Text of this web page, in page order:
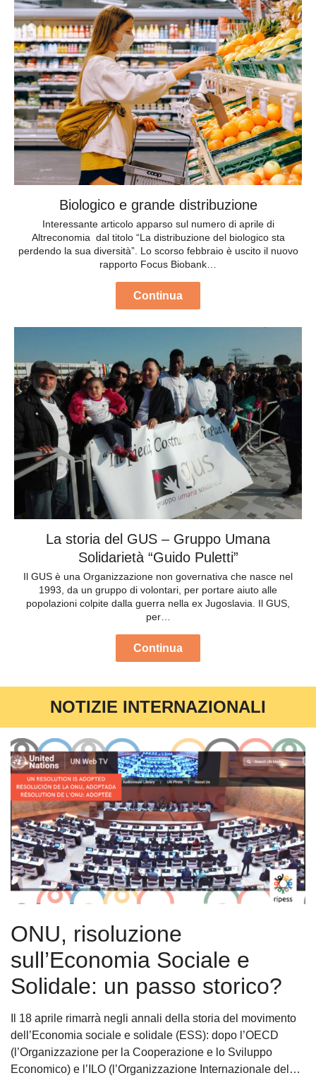
Biologico e grande distribuzione
Interessante articolo apparso sul numero di aprile di
Altreconomia dal titolo “La distribuzione del biologico sta
perdendo la sua diversità”. Lo scorso febbraio è uscito il nuovo
rapporto Focus Biobank…
Continua
La storia del GUS – Gruppo Umana
Solidarietà “Guido Puletti”
Il GUS è una Organizzazione non governativa che nasce nel
1993, da un gruppo di volontari, per portare aiuto alle
popolazioni colpite dalla guerra nella ex Jugoslavia. Il GUS,
per…
Continua
NOTIZIE INTERNAZIONALI
ONU, risoluzione
sull’Economia Sociale e
Solidale: un passo storico?
Il 18 aprile rimarrà negli annali della storia del movimento
dell’Economia sociale e solidale (ESS): dopo l’OECD
(l’Organizzazione per la Cooperazione e lo Sviluppo
Economico) e l’ILO (l’Organizzazione Internazionale del…